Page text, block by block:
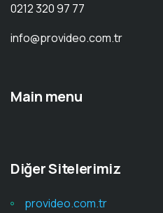
0212 320 97 77
info@provideo.com.tr
Main menu
Diğer Sitelerimiz
provideo.com.tr